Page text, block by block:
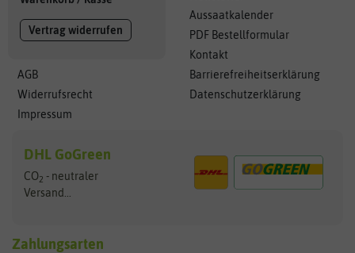
Vertrag widerrufen
AGB
Widerrufsrecht
Impressum
Aussaatkalender
PDF Bestellformular
Kontakt
Barrierefreiheitserklärung
Datenschutzerklärung
DHL GoGreen
CO2 - neutraler
Versand...
Zahlungsarten